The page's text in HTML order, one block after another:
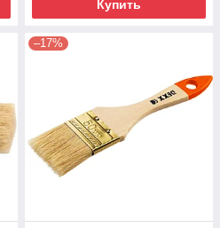
Купить
–17%